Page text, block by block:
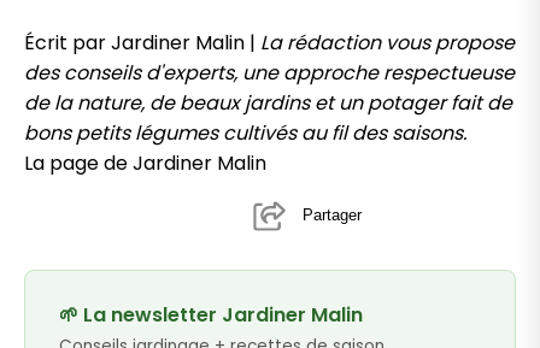
Écrit par Jardiner Malin | La rédaction vous propose
des conseils d'experts, une approche respectueuse
de la nature, de beaux jardins et un potager fait de
bons petits légumes cultivés au fil des saisons.
La page de Jardiner Malin
Partager
🌱 La newsletter Jardiner Malin